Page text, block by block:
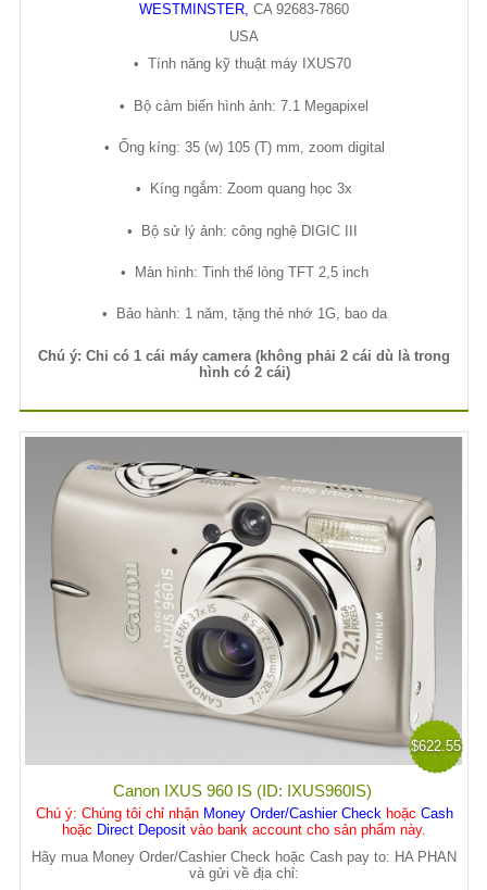
WESTMINSTER, CA 92683-7860
USA
• Tính năng kỹthuật máy IXUS70
• Bộ cảm biến hình ảnh: 7.1 Megapixel
• Ống kíng: 35 (w) 105 (T) mm, zoom digital
• Kíng ngắm: Zoom quang học 3x
• Bộsửlý ảnh: công nghệDIGIC III
• Màn hình: Tinh thểl ỏng TFT 2,5 inch
• Bảo hành: 1 năm, tặng thẻnhớ 1G, bao da
Chú ý: Chỉ có 1 cái máy camera (không phải 2 cái dù là trong
hình có 2 cái)
$622.55
Canon IXUS 960 IS (ID: IXUS960IS)
Chú ý: Chúng tôi chỉ nhận Money Order/Cashier Check hoặc Cash
hoặc Direct Deposit vào bank account cho sản phẩm này.
Hãy mua Money Order/Cashier Check hoặc Cash pay to: HA PHAN
và gửi về địa chỉ: